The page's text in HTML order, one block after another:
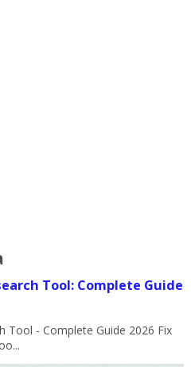
Tool: Complete Guide
Tool - Complete Guide 2026 Fix